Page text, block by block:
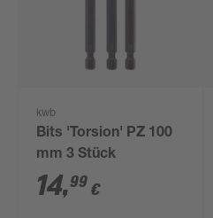
kwb
Bits 'Torsion' PZ 100
mm 3 Stück
14,99 €